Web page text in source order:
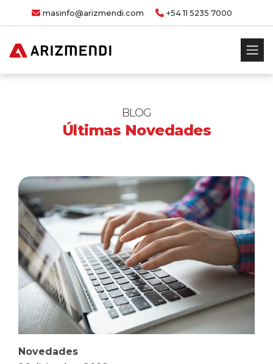
masinfo@arizmendi.com +54 11 5235 7000
BLOG
Últimas Novedades
Novedades